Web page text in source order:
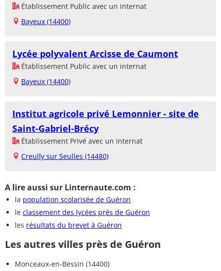
Établissement Public avec un internat
Bayeux (14400)
Lycée polyvalent Arcisse de Caumont
Établissement Public avec un internat
Bayeux (14400)
Institut agricole privé Lemonnier - site de
Saint-Gabriel-Brécy
Établissement Privé avec un internat
Creully sur Seulles (14480)
A lire aussi sur Linternaute.com :
la population scolarisée de Guéron
le classement des lycées près de Guéron
les résultats du brevet à Guéron
Les autres villes près de Guéron
Monceaux-en-Bessin (14400)